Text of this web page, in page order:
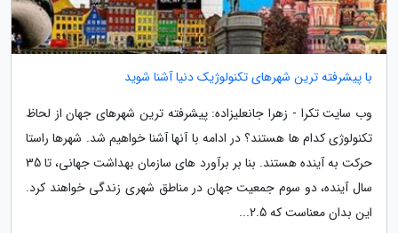
با پیشرفته ترین شهرهای تکنولوژیک دنیا آشنا شوید
وب سایت تکرا - زهرا جانعلیزاده: پیشرفته ترین شهرهای جهان از لحاظ
تکنولوژی کدام ها هستند؟ در ادامه با آنها آشنا خواهیم شد. شهرها راستا
حرکت به آینده هستند. بنا بر برآورد های سازمان بهداشت جهانی، تا 35
سال آینده، دو سوم جمعیت جهان در مناطق شهری زندگی خواهند کرد.
این بدان معناست که 2.5...